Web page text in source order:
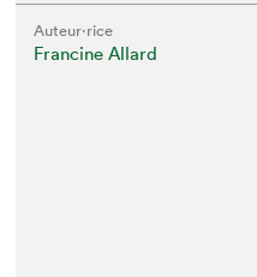
Auteur·rice
Francine Allard